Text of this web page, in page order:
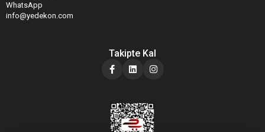
WhatsApp
info@yedekon.com
Takipte Kal